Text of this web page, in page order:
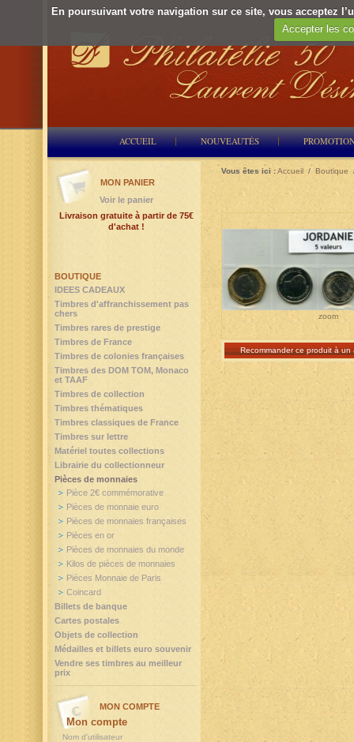
En poursuivant votre navigation sur ce site, vous acceptez
Accepter les
ACCUEIL NOUVEAUTÉS
Vous êtes ici :Accueil / Boutique
zoom
Recommander ce produit à un
BOUTIQUE
IDEES CADEAUX
Timbres d'affranchissement pas
chers
Timbres rares de prestige
Timbres de France
Timbres de colonies françaises
Timbres des DOM TOM, Monaco
et TAAF
Timbres de collection
Timbres thématiques
Timbres classiques de France
Timbres sur lettre
Matériel toutes collections
Librairie du collectionneur
Pièces de monnaies
Pièce 2€ commémorative
Pièces de monnaie euro
Pièces de monnaies françaises
Pièces en or
Pièces de monnaies du monde
Kilos de pièces de monnaies
Pièces Monnaie de Paris
Coincard
Billets de banque
Cartes postales
Objets de collection
Médailles et billets euro souvenir
Vendre ses timbres au meilleur
prix
MON PANIER
Voir le panier
Livraison gratuite à partir de 75€
d'achat !
MON COMPTE
Mon compte
Nom d'utilisateur